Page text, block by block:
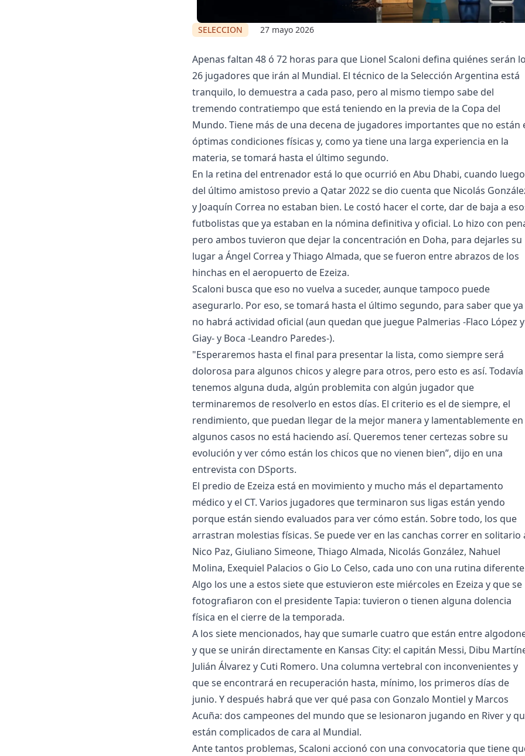
SELECCION 27 mayo 2026
Apenas faltan 48 ó 72 horas para que Lionel Scaloni defina quiénes serán
26 jugadores que irán al Mundial. El técnico de la Selección Argentina está
tranquilo, lo demuestra a cada paso, pero al mismo tiempo sabe del
tremendo contratiempo que está teniendo en la previa de la Copa del
Mundo. Tiene más de una decena de jugadores importantes que no están
óptimas condiciones físicas y, como ya tiene una larga experiencia en la
materia, se tomará hasta el último segundo.
En la retina del entrenador está lo que ocurrió en Abu Dhabi, cuando luego
del último amistoso previo a Qatar 2022 se dio cuenta que Nicolás
y Joaquín Correa no estaban bien. Le costó hacer el corte, dar de baja a
futbolistas que ya estaban en la nómina definitiva y oficial. Lo hizo con
pero ambos tuvieron que dejar la concentración en Doha, para dejarles su
lugar a Ángel Correa y Thiago Almada, que se fueron entre abrazos de los
hinchas en el aeropuerto de Ezeiza.
Scaloni busca que eso no vuelva a suceder, aunque tampoco puede
asegurarlo. Por eso, se tomará hasta el último segundo, para saber que ya
no habrá actividad oficial (aun quedan que juegue Palmerias -Flaco López y
Giay- y Boca -Leandro Paredes-).
"Esperaremos hasta el final para presentar la lista, como siempre será
dolorosa para algunos chicos y alegre para otros, pero esto es así. Todavía
tenemos alguna duda, algún problemita con algún jugador que
terminaremos de resolverlo en estos días. El criterio es el de siempre, el
rendimiento, que puedan llegar de la mejor manera y lamentablemente en
algunos casos no está haciendo así. Queremos tener certezas sobre su
evolución y ver cómo están los chicos que no vienen bien”, dijo en una
entrevista con DSports.
El predio de Ezeiza está en movimiento y mucho más el departamento
médico y el CT. Varios jugadores que terminaron sus ligas están yendo
porque están siendo evaluados para ver cómo están. Sobre todo, los que
arrastran molestias físicas. Se puede ver en las canchas correr en solitario
Nico Paz, Giuliano Simeone, Thiago Almada, Nicolás González, Nahuel
Molina, Exequiel Palacios o Gio Lo Celso, cada uno con una rutina
Algo los une a estos siete que estuvieron este miércoles en Ezeiza y que se
fotografiaron con el presidente Tapia: tuvieron o tienen alguna dolencia
física en el cierre de la temporada.
A los siete mencionados, hay que sumarle cuatro que están entre
y que se unirán directamente en Kansas City: el capitán Messi, Dibu
Julián Álvarez y Cuti Romero. Una columna vertebral con inconvenientes y
que se encontrará en recuperación hasta, mínimo, los primeros días de
junio. Y después habrá que ver qué pasa con Gonzalo Montiel y Marcos
Acuña: dos campeones del mundo que se lesionaron jugando en River y
están complicados de cara al Mundial.
Ante tantos problemas, Scaloni accionó con una convocatoria que tiene